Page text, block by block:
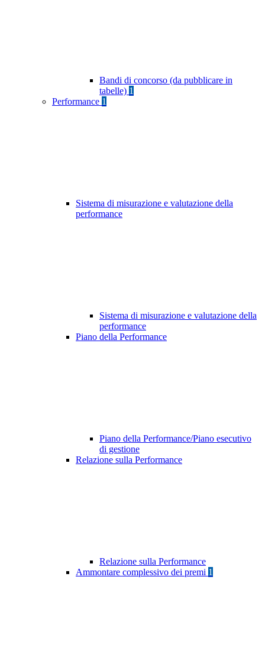
Bandi di concorso (da pubblicare in
tabelle) 1
Performance 1
Sistema di misurazione e valutazione della
performance
Sistema di misurazione e valutazione della
performance
Piano della Performance
Piano della Performance/Piano esecutivo
di gestione
Relazione sulla Performance
Relazione sulla Performance
Ammontare complessivo dei premi 1